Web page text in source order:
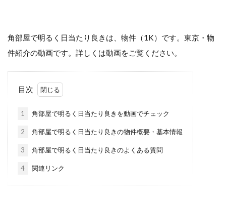
角部屋で明るく日当たり良きは、物件（1K）です。東京・物
件紹介の動画です。詳しくは動画をご覧ください。
目次
1 角部屋で明るく日当たり良きを動画でチェック
2 角部屋で明るく日当たり良きの物件概要・基本情報
3 角部屋で明るく日当たり良きのよくある質問
4 関連リンク